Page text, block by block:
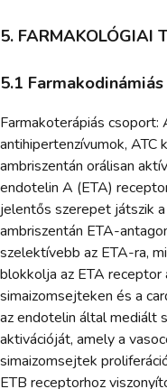
5. FARMAKOLÓGIAI
5.1
Farmakoterápiás csoport:
antihipertenzívumok, ATC
ambriszentán orálisan
endotelin A (ETA)
jelentős szerepet játszik
ambriszentán ETA-
szelektívebb az ETA-ra,
blokkolja az ETA receptor
simaizomsejteken és a
az endotelin által mediált
aktivációját, amely a
simaizomsejtek
ETB receptorhoz